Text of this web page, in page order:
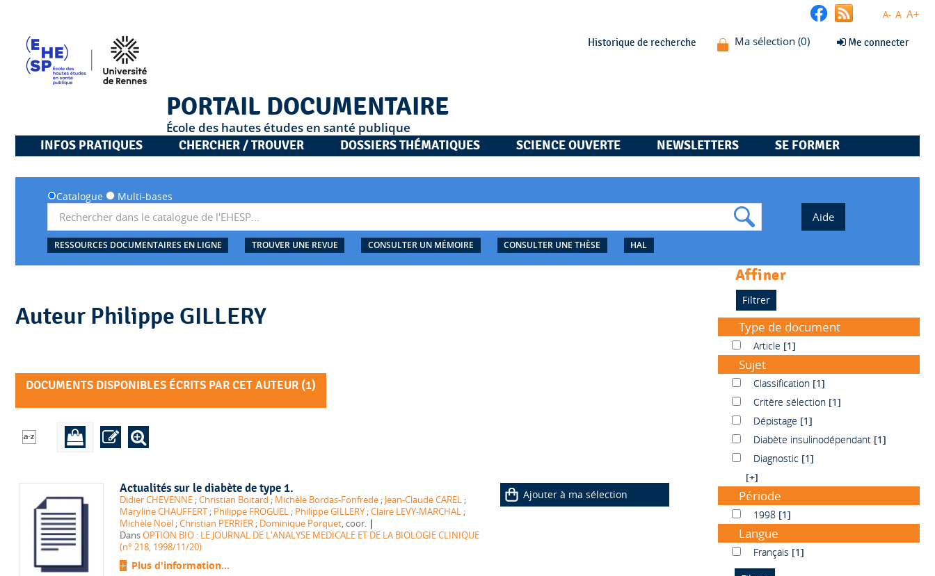
A- A A+
Historique de recherche Me connecter
PORTAIL DOCUMENTAIRE
École des hautes études en santé publique
INFOS PRATIQUES
CHERCHER / TROUVER DOSSIERS THÉMATIQUES SCIENCE OUVERTE NEWSLETTERS SE FORMER
Catalogue Multi-bases
RESSOURCES DOCUMENTAIRES EN LIGNE TROUVER UNE REVUE CONSULTER UN MÉMOIRE CONSULTER UNE THÈSE HAL
Auteur Philippe GILLERY
DOCUMENTS DISPONIBLES ÉCRITS PAR CET AUTEUR (1)
Actualités sur le diabète de type 1.
Didier CHEVENNE ;Christian Boitard ; Michèle Bordas-Fonfrede ; Jean-Claude CAREL ;
Maryline CHAUFFERT ; Philippe FROGUEL ; Philippe GILLERY ;Claire LEVY-MARCHAL ;
Michèle Noël ;Christian PERRIER ; Dominique Porquet, coor. |
DansOPTION BIO : LE JOURNAL DE L'ANALYSE MEDICALE ET DE LA BIOLOGIE CLINIQUE
(n° 218, 1998/11/20)
Plus d'information...
Ajouter à ma sélection
affiner
Type de document
ArticleArticle [1]
Sujet
Classification
Classification [1]
Critère sélection
Critère sélection [1]
DépistageDépistage [1]
Diabète insulinodépendant
Diabète insulinodépendant [1]
DiagnosticDiagnostic [1]
[+]
Période
1998 1998 [1]
Langue
FrançaisFrançais [1]